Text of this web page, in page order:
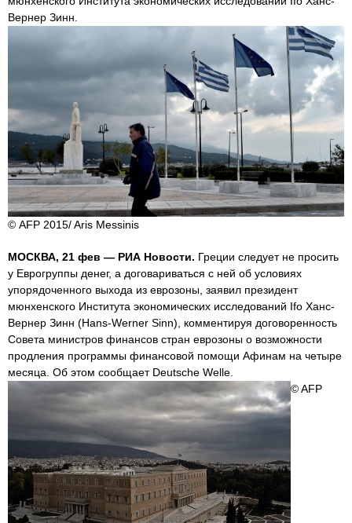
Вернер Зинн.
© AFP 2015/ Aris Messinis
МОСКВА, 21 фев — РИА Новости. Греции следует не просить
у Еврогруппы денег, а договариваться с ней об условиях
упорядоченного выхода из еврозоны, заявил президент
мюнхенского Института экономических исследований Ifo Ханс-
Вернер Зинн (Hans-Werner Sinn), комментируя договоренность
Совета министров финансов стран еврозоны о возможности
продления программы финансовой помощи Афинам на четыре
месяца. Об этом сообщает Deutsche Welle.
© AFP